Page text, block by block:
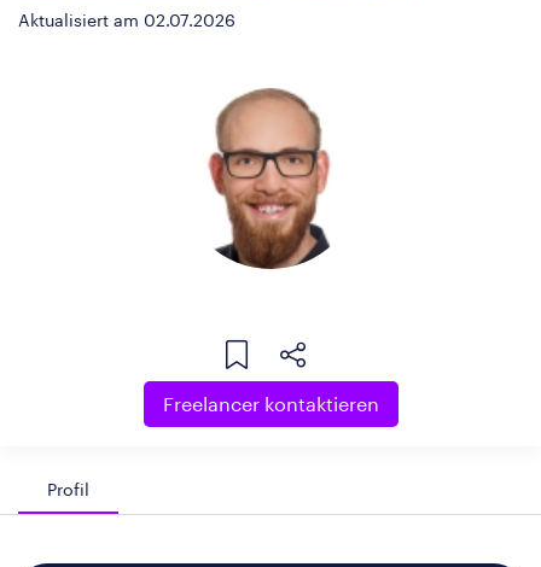
Aktualisiert am 02.07.2026
Freelancer kontaktieren
Profil